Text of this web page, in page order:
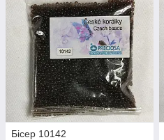
Бісер 10142